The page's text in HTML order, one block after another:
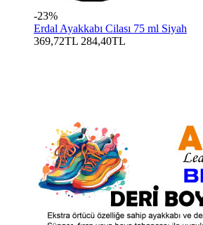
-23%
Erdal Ayakkabı Cilası 75 ml Siyah
369,72TL 284,40TL